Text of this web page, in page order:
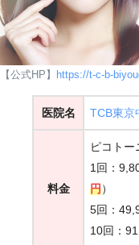
女性
【公式HP】 https://t-c-b-
医院名 TCB東京
料金
ピコトー
1回：
円）
5回：
10回：